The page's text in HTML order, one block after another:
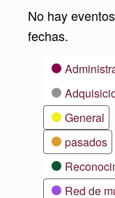
No hay
fechas.
Categorías
General
pasados
Red de